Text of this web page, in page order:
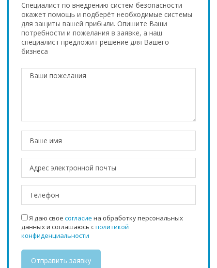
Специалист по внедрению систем безопасности
окажет помощь и подберёт необходимые системы
для защиты вашей прибыли. Опишите Ваши
потребности и пожелания в заявке, а наш
специалист предложит решение для Вашего
бизнеса
Я даю свое согласие на обработку персональных
данных и соглашаюсь сполитикой
конфиденциальности